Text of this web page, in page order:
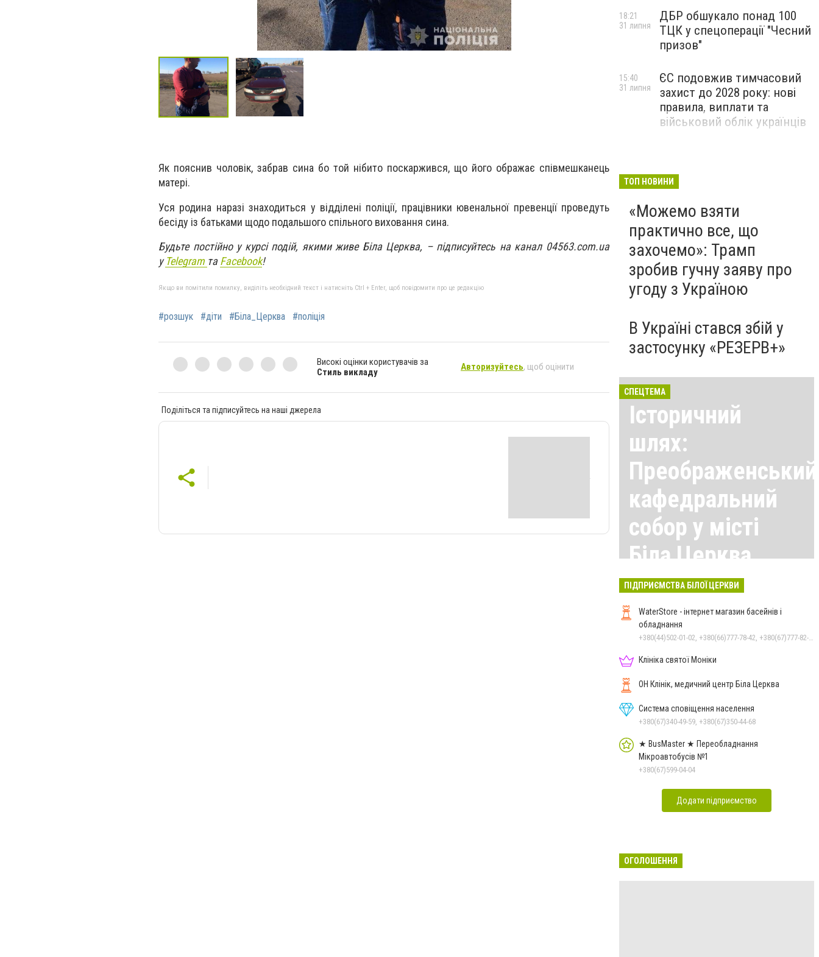
Як пояснив чоловік, забрав сина бо той нібито поскаржився, що його ображає співмешканець
матері.
Уся родина наразі знаходиться у відділені поліції, працівники ювенальної превенції проведуть
бесіду із батьками щодо подальшого спільного виховання сина.
Будьте постійно у курсі подій, якими живе Біла Церква, – підписуйтесь на канал 04563.com.ua
уTelegram таFacebook!
Якщо ви помітили помилку, виділіть необхідний текст і натисніть Ctrl + Enter, щоб повідомити про це редакцію
#розшук #діти #Біла_Церква #поліція
Високі оцінки користувачів за
Стиль викладу
Авторизуйтесь, щоб оцінити
Поділіться та підписуйтесь на наші джерела
ДБР обшукало понад 100
ТЦК у спецоперації "Чесний
призов"
18:21
31 липня
ЄС подовжив тимчасовий
захист до 2028 року: нові
правила, виплати та
військовий облік українців
15:40
31 липня
ТОП НОВИНИ
«Можемо взяти
практично все, що
захочемо»: Трамп
зробив гучну заяву про
угоду з Україною
В Україні стався збій у
застосунку «РЕЗЕРВ+»
СПЕЦТЕМА
Історичний
шлях:
Преображенський
кафедральний
собор у місті
Біла Церква
Всі матеріали тут
ПІДПРИЄМСТВА БІЛОЇ ЦЕРКВИ
WaterStore - інтернет магазин басейнів і
обладнання
Клініка святої Моніки
ОН Клінік, медичний центр Біла Церква
Система сповіщення населення
+380(67)340-49-59, +380(67)350-44-68
★ BusMaster ★ Переобладнання
Мікроавтобусів №1
+380(67)599-04-04
Додати підприємство
ОГОЛОШЕННЯ